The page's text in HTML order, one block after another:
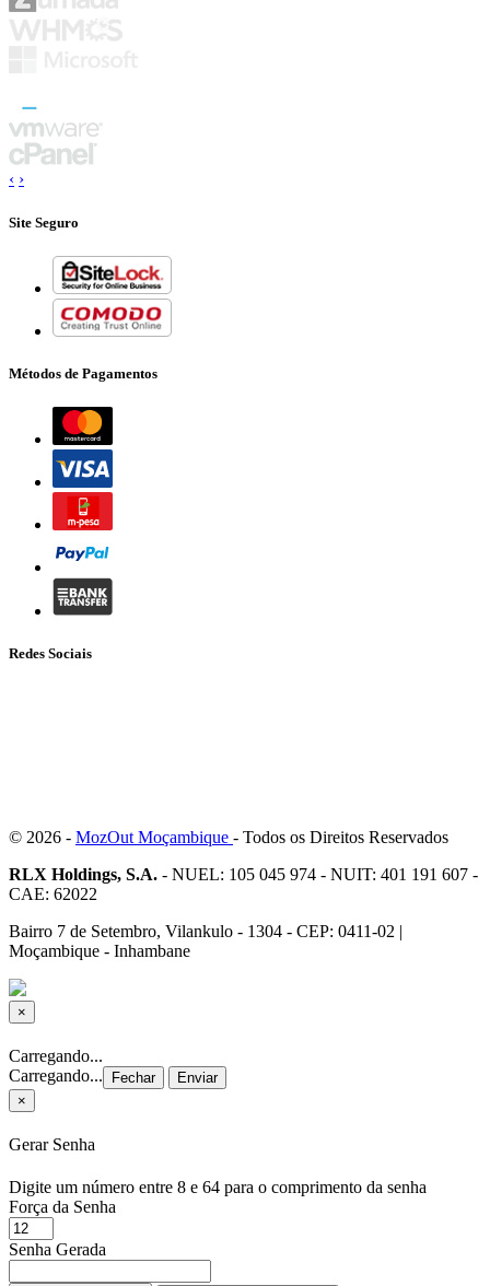
‹ ›
Site Seguro
Métodos de Pagamentos
Redes Sociais
© 2026 - MozOut Moçambique - Todos os Direitos Reservados
RLX Holdings, S.A. - NUEL: 105 045 974 - NUIT: 401 191 607 -
CAE: 62022
Bairro 7 de Setembro, Vilankulo - 1304 - CEP: 0411-02 |
Moçambique - Inhambane
×
Fechar
Carregando...
Carregando...
Fechar
Enviar
×
Gerar Senha
Digite um número entre 8 e 64 para o comprimento da senha
Força da Senha
Senha Gerada